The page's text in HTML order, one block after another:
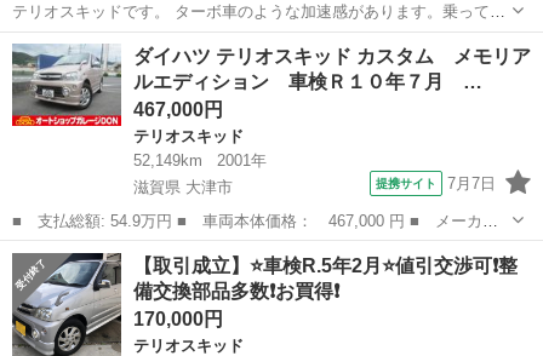
テリオスキッドです。 ターボ車のような加速感があります。乗ってい
て楽しいです。 ヤードに車が置けなくなってきましたので、在庫整理
の為、値下げ致します！（通常店頭価格１２８０００円） ジモティ特
別価格。このチ...
兵庫 伊丹市 稲野駅 テリオスキッド 特価
ダイハツ テリオスキッド カスタム メモリア
ルエディション 車検Ｒ１０年７月 …
467,000円
テリオスキッド
52,149km
2001年
滋賀県 大津市
提携サイト 7月7日
■ 支払総額: 54.9万円 ■ 車両本体価格： 467,000 円 ■ メーカー
名： ダイハツ ■ 車種名： テリオスキッド ■ グレード名： カ
スタム メモリアルエディション 車検Ｒ１０年７月 ４ＷＤ キー
レス メモリ...
滋賀 大津市 テリオスキッド
【取引成立】⭐️車検R.5年2月⭐️値引交渉可❗️整
備交換部品多数❗️お買得❗️
170,000円
テリオスキッド